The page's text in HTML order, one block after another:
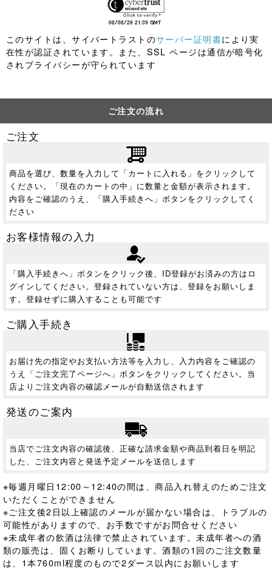
このサイトは、サイバートラストのサーバー証明書により実
在性が認証されています。また、SSL ページは通信が暗号化
されプライバシーが守られています
ご注文の流れ
ご注文
商品を選び、数量を入力して「カートに入れる」をクリックして
ください。「現在のカートの中」に数量と金額が表示されます。
内容をご確認のうえ、「購入手続きへ」ボタンをクリックしてく
ださい
お客様情報の入力
「購入手続きへ」ボタンをクリック後、ID登録がお済みの方はロ
グインしてください。登録されていない方は、登録をお願いしま
す。登録せずに購入することも可能です
ご購入手続き
お届け先の指定やお支払い方法等を入力し、入力内容をご確認の
うえ「ご注文完了ページへ」ボタンをクリックしてください。当
店よりご注文内容の確認メールが自動送信されます
発送のご案内
当店でご注文内容の確認後、正確な請求金額や商品到着日を明記
した、ご注文内容と発送予定メールを送信します
※毎週月曜日12:00～12:40の間は、商品入れ替えのためご注文
いただくことができません
※ご注文後2日以上確認のメールが届かない場合は、トラブルの
可能性がありますので、お手数ですがお問合せください
※未成年者の飲酒は法律で禁止されています。未成年者への酒
類の販売は、固くお断りしています。酒類の1回のご注文数量
は、1本760ml程度のもので2ダース以内にお願いします